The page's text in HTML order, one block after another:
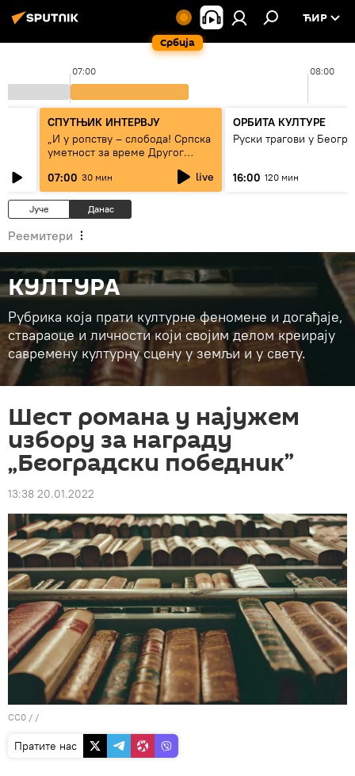
Србија
ЋИР
07:00 08:00
СПУТЊИК ИНТЕРВЈУ
„И у ропству – слобода! Српска
уметност за време Другог
07:00 30 мин live
ОРБИТА КУЛТУРЕ
Руски трагови у
16:00 120 мин
Јуче Данас
Реемитери
КУЛТУРА
Рубрика која прати културне феномене и догађаје,
ствараоце и личности који својим делом креирају
савремену културну сцену у земљи и у свету.
Шест романа у најужем
избору за награду
„Београдски победник”
13:38 20.01.2022
CC0 / /
Пратите нас